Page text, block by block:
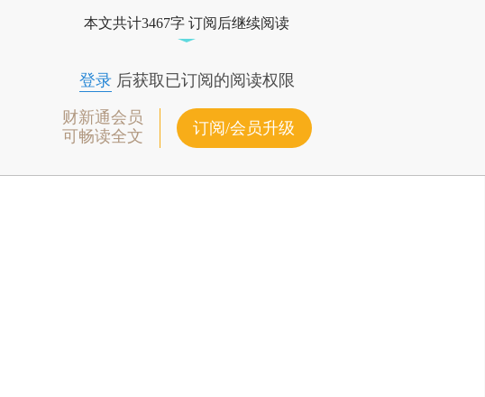
本文共计3467字 订阅后继续阅读
登录后获取已订阅的阅读权限
财新通会员
可畅读全文
订阅/会员升级